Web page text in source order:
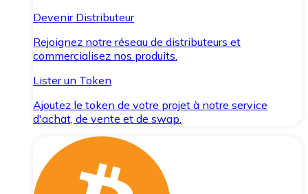
Devenir Distributeur
Rejoignez notre réseau de distributeurs et
commercialisez nos produits.
Lister un Token
Ajoutez le token de votre projet à notre service
d'achat, de vente et de swap.